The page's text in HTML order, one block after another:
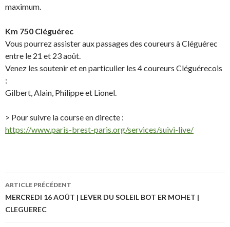
maximum.
Km 750 Cléguérec
Vous pourrez assister aux passages des coureurs à Cléguérec
entre le 21 et 23 août.
Venez les soutenir et en particulier les 4 coureurs Cléguérecois
:
Gilbert, Alain, Philippe et Lionel.
> Pour suivre la course en directe :
https://www.paris-brest-paris.org/services/suivi-live/
Navigation
des
ARTICLE PRÉCÉDENT
MERCREDI 16 AOÛT | LEVER DU SOLEIL BOT ER MOHET |
CLEGUEREC